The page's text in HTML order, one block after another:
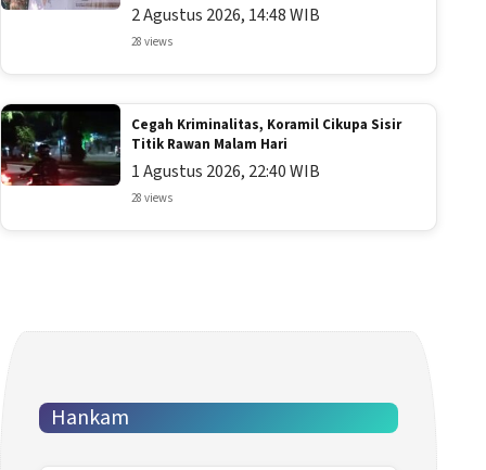
2 Agustus 2026, 14:48 WIB
28 views
Cegah Kriminalitas, Koramil Cikupa Sisir
Titik Rawan Malam Hari
1 Agustus 2026, 22:40 WIB
28 views
Hankam